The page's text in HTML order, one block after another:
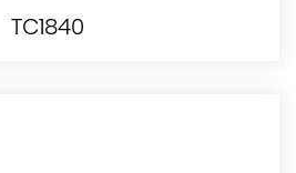
TC1840